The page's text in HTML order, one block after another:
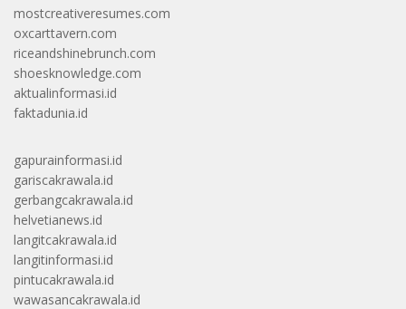
mostcreativeresumes.com
oxcarttavern.com
riceandshinebrunch.com
shoesknowledge.com
aktualinformasi.id
faktadunia.id
gapurainformasi.id
gariscakrawala.id
gerbangcakrawala.id
helvetianews.id
langitcakrawala.id
langitinformasi.id
pintucakrawala.id
wawasancakrawala.id